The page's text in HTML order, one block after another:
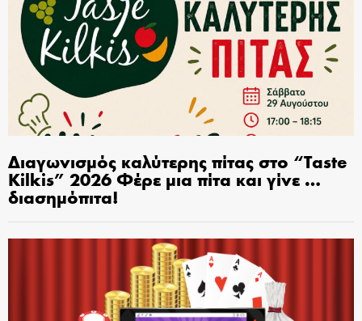
Διαγωνισμός καλύτερης πίτας στο “Taste
Kilkis” 2026 Φέρε μια πίτα και γίνε …
διασημόπιτα!